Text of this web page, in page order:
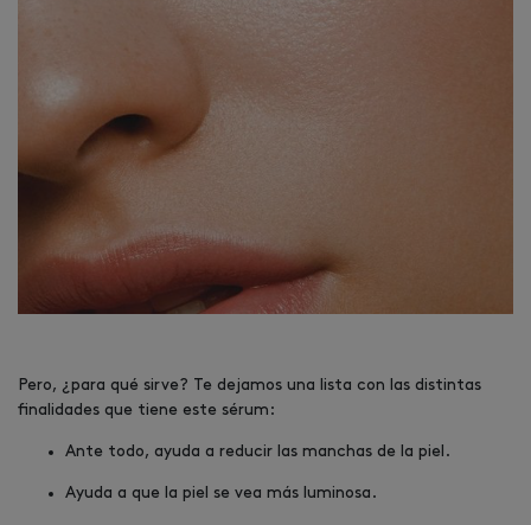
Pero, ¿para qué sirve? Te dejamos una lista con las distintas
finalidades que tiene este sérum:
Ante todo, ayuda a reducir las manchas de la piel.
Ayuda a que la piel se vea más luminosa.